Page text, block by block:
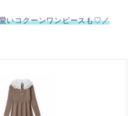
いコクーンワンピースも♡／